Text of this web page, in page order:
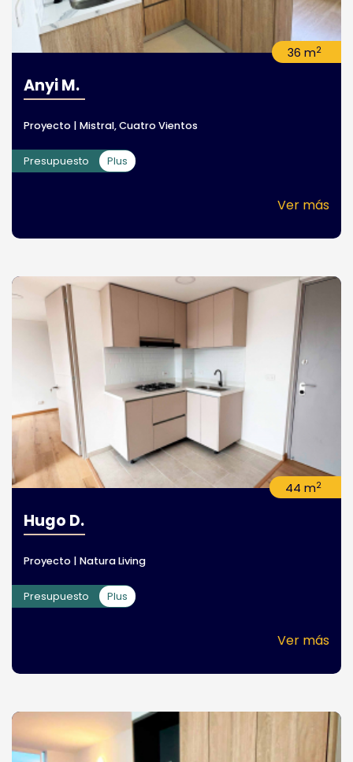
36 m2
Anyi M.
Proyecto | Mistral, Cuatro Vientos
Presupuesto Plus
Ver más
44 m2
Hugo D.
Proyecto | Natura Living
Presupuesto Plus
Ver más